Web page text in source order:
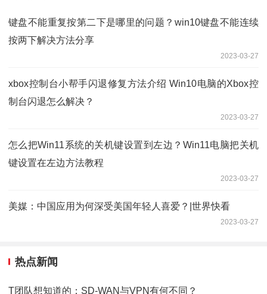
键盘不能重复按第二下是哪里的问题？win10键盘不能连续
按两下解决方法分享
2023-03-27
xbox控制台小帮手闪退修复方法介绍 Win10电脑的Xbox控
制台闪退怎么解决？
2023-03-27
怎么把Win11系统的关机键设置到左边？Win11电脑把关机
键设置在左边方法教程
2023-03-27
美媒：中国应用为何深受美国年轻人喜爱？|世界快看
2023-03-27
热点新闻
T团队想知道的：SD-WAN与VPN有何不同？